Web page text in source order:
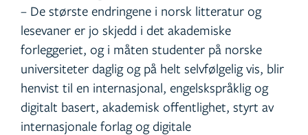
– De største endringene i norsk litteratur og
lesevaner er jo skjedd i det akademiske
forleggeriet, og i måten studenter på norske
universiteter daglig og på helt selvfølgelig vis, blir
henvist til en internasjonal, engelskspråklig og
digitalt basert, akademisk offentlighet, styrt av
internasjonale forlag og digitale